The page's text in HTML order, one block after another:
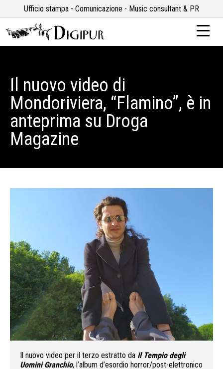
Ufficio stampa - Comunicazione - Music consultant & PR
Il nuovo video di
Mondoriviera, “Flamino”, è in
anteprima su Droga
Magazine
Il nuovo video per il terzo estratto da Il Tempio degli
Uomini Granchio, l’album d’esordio horror/post-elettronico